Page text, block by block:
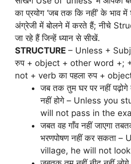
का प्रयोग ‘जब तक कि नहीं’ के भाव में
अंग्रेजी में बोलने में करते हैं; नीचे
जा रहे हैं जिन्हें ध्यान से सीखें.
STRUCTURE – Unless +
रुप + object + other word +;
not + verb का पहला रुप +
जब तक तुम घर पर नहीं पढ़ोगे
नहीं होगे – Unless you
will not pass in the
जबत वह गाँव नहीं जाएगा
भरणपोषण नहीं कर सकता
village, he will not